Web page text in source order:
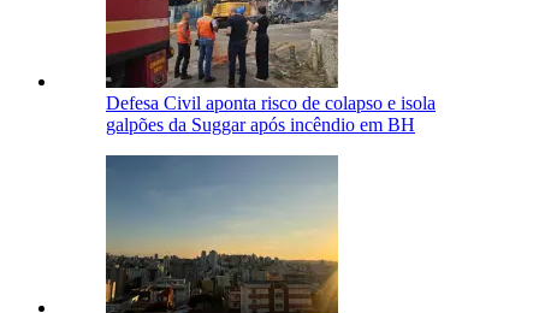
Defesa Civil aponta risco de colapso e isola
galpões da Suggar após incêndio em BH